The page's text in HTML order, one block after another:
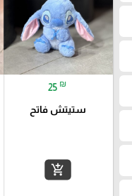
25 ₪
ستيتش فاتح
add_shopping_cart